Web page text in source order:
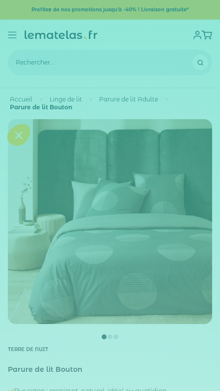
Profitez de nos promotions jusqu'à -40% ! Livraison gratuite*
Accueil Linge de lit
Parure de lit Adulte
Parure de lit Bouton
TERRE DE NUIT
Parure de lit Bouton